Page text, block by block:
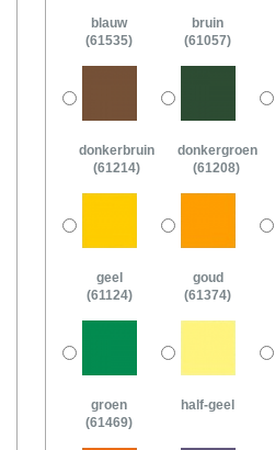
blauw
(61535)
bruin
(61057)
donkerbruin
(61214)
donkergroen
(61208)
geel
(61124)
goud
(61374)
groen
(61469)
half-geel